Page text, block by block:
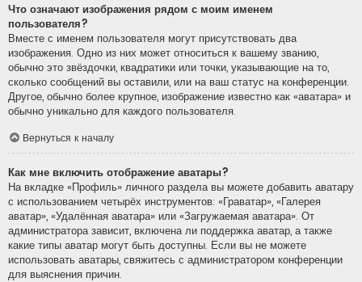
Что означают изображения рядом с моим именем
пользователя?
Вместе с именем пользователя могут присутствовать два
изображения. Одно из них может относиться к вашему званию,
обычно это звёздочки, квадратики или точки, указывающие на то,
сколько сообщений вы оставили, или на ваш статус на конференции.
Другое, обычно более крупное, изображение известно как «аватара» и
обычно уникально для каждого пользователя.
Вернуться к началу
Как мне включить отображение аватары?
На вкладке «Профиль» личного раздела вы можете добавить аватару
с использованием четырёх инструментов: «Граватар», «Галерея
аватар», «Удалённая аватара» или «Загружаемая аватара». От
администратора зависит, включена ли поддержка аватар, а также
какие типы аватар могут быть доступны. Если вы не можете
использовать аватары, свяжитесь с администратором конференции
для выяснения причин.